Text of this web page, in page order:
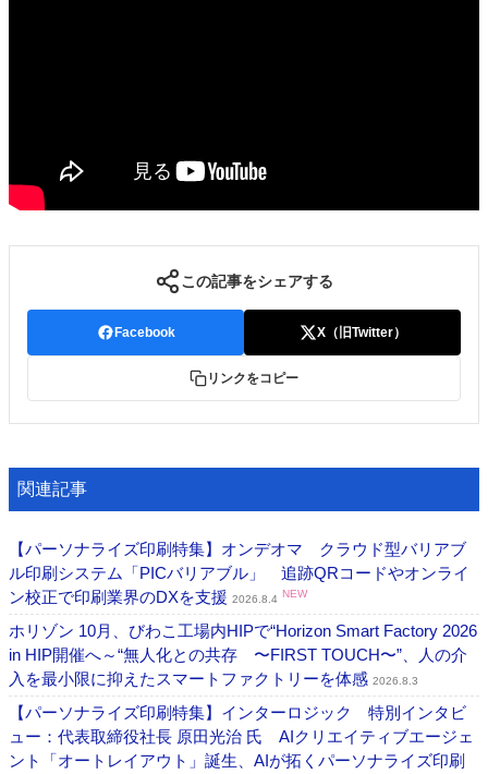
この記事をシェアする
Facebook X（旧Twitter）
リンクをコピー
関連記事
【パーソナライズ印刷特集】オンデオマ クラウド型バリアブ
ル印刷システム「PICバリアブル」 追跡QRコードやオンライ
ン校正で印刷業界のDXを支援 2026.8.4 NEW
ホリゾン 10月、びわこ工場内HIPで“Horizon Smart Factory 2026
in HIP開催へ～“無人化との共存 〜FIRST TOUCH〜”、人の介
入を最小限に抑えたスマートファクトリーを体感 2026.8.3
【パーソナライズ印刷特集】インターロジック 特別インタビ
ュー：代表取締役社長 原田光治 氏 AIクリエイティブエージェ
ント「オートレイアウト」誕生、AIが拓くパーソナライズ印刷